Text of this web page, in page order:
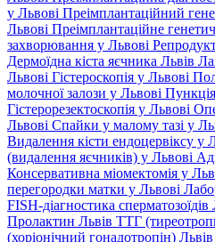
у Львові Преімплантаційний
Львові Преімплантаційне
захворювання у Львові
Дермоїдна кіста яєчника Львів
Львові Гістероскопія у Львові
молочної залози у Львові
Гістерорезектоскопія у Львові
Львові Спайки у малому тазі у
Видалення кісти ендоцервіксу у
(видалення яєчників) у Львові
Консервативна міомектомія у
перегородки матки у Львові
FISH-діагностика сперматозоїдів
Пролактин Львів ТТГ
(хоріонічний гонадотропін) Львів